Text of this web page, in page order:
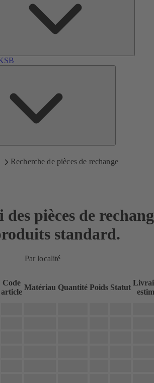
Recherche de pièces de rechange
pièces de
standard.
Par localité
Code
article
Matériau Quantité Poids Statut